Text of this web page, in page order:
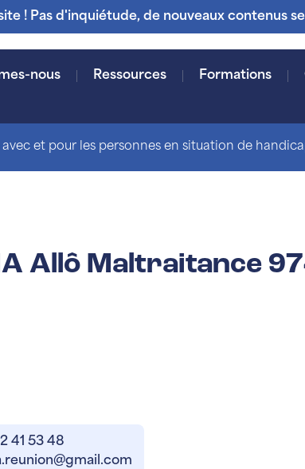
! Pas d'inquiétude, de nouveaux contenus
nous Ressources Formations
et pour les personnes en situation de
Allô Maltraitance
41 53 48